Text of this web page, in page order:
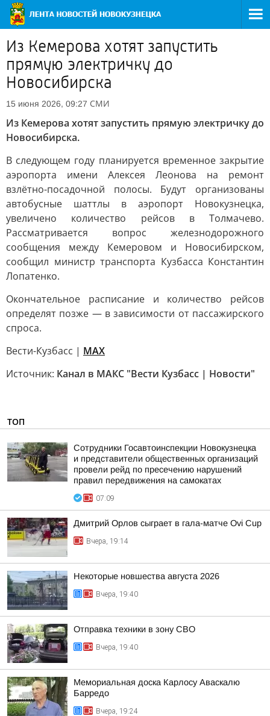
Из Кемерова хотят запустить
прямую электричку до
Новосибирска
15 июня 2026, 09:27 СМИ
Из Кемерова хотят запустить прямую электричку до
Новосибирска.
В следующем году планируется временное закрытие
аэропорта имени Алексея Леонова на ремонт
взлётно-посадочной полосы. Будут организованы
автобусные шаттлы в аэропорт Новокузнецка,
увеличено количество рейсов в Толмачево.
Рассматривается вопрос железнодорожного
сообщения между Кемеровом и Новосибирском,
сообщил министр транспорта Кузбасса Константин
Лопатенко.
Окончательное расписание и количество рейсов
определят позже — в зависимости от пассажирского
спроса.
Вести-Кузбасс | MAX
Источник: Канал в МАКС "Вести Кузбасс | Новости"
ТОП
Сотрудники Госавтоинспекции Новокузнецка
и представители общественных организаций
провели рейд по пресечению нарушений
правил передвижения на самокатах
07:09
Дмитрий Орлов сыграет в гала-матче Ovi Cup
Вчера, 19:14
Некоторые новшества августа 2026
Вчера, 19:40
Отправка техники в зону СВО
Вчера, 19:40
Мемориальная доска Карлосу Аваскалю
Барредо
Вчера, 19:24